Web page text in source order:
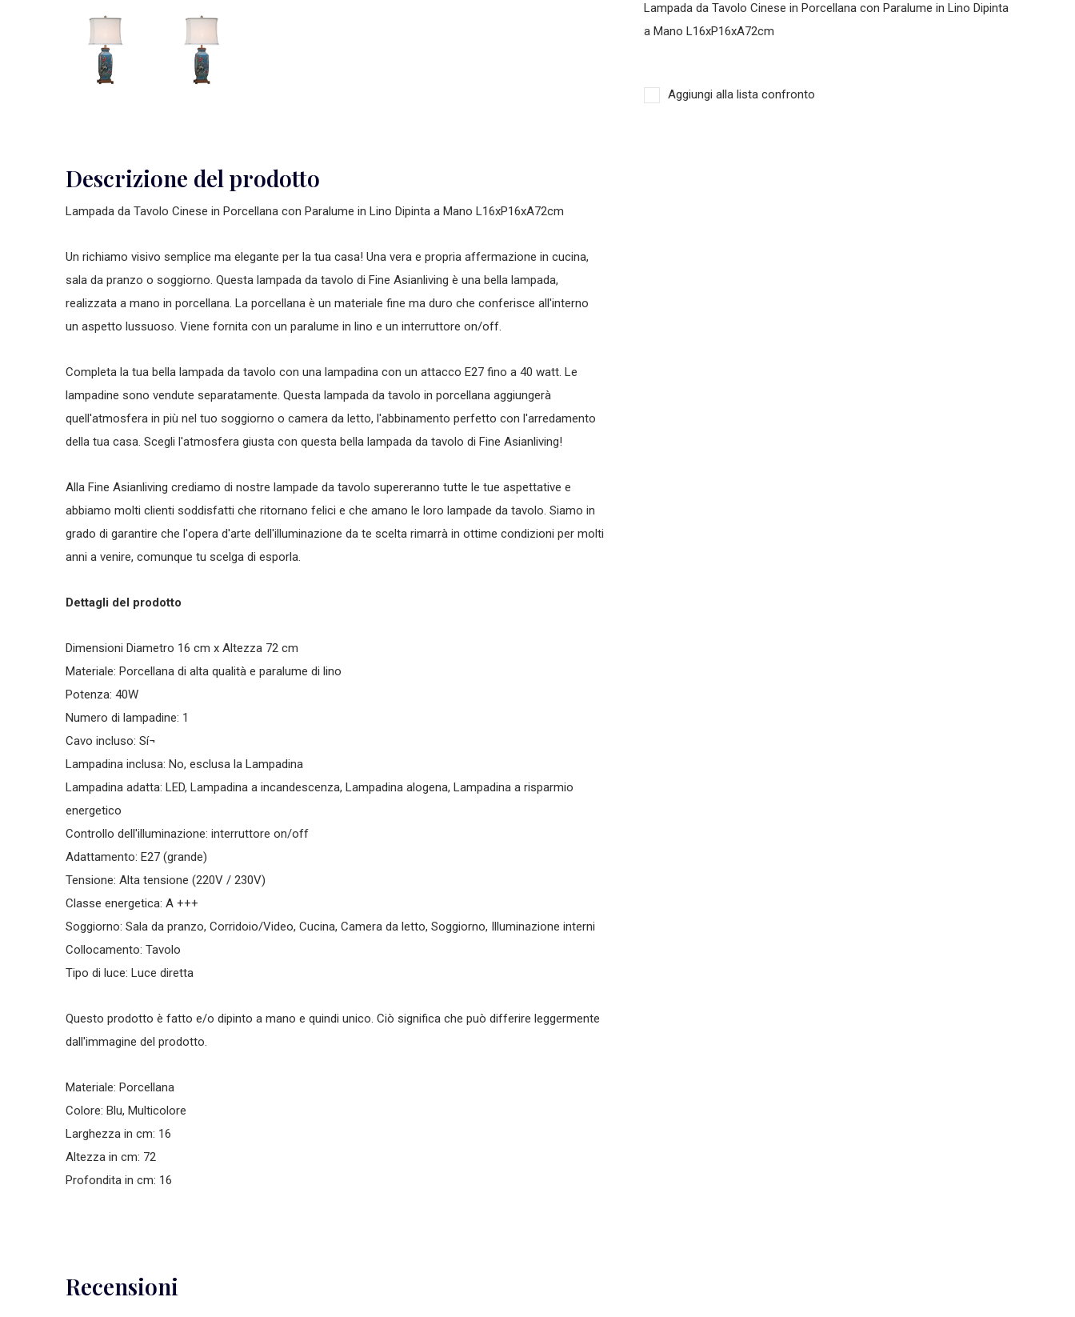
Lampada da Tavolo Cinese in Porcellana con Paralume in Lino Dipinta
a Mano L16xP16xA72cm
Aggiungi alla lista confronto
Descrizione del prodotto
Lampada da Tavolo Cinese in Porcellana con Paralume in Lino Dipinta a Mano L16xP16xA72cm
Un richiamo visivo semplice ma elegante per la tua casa! Una vera e propria affermazione in cucina,
sala da pranzo o soggiorno. Questa lampada da tavolo di Fine Asianliving è una bella lampada,
realizzata a mano in porcellana. La porcellana è un materiale fine ma duro che conferisce all'interno
un aspetto lussuoso. Viene fornita con un paralume in lino e un interruttore on/off.
Completa la tua bella lampada da tavolo con una lampadina con un attacco E27 fino a 40 watt. Le
lampadine sono vendute separatamente. Questa lampada da tavolo in porcellana aggiungerà
quell'atmosfera in più nel tuo soggiorno o camera da letto, l'abbinamento perfetto con l'arredamento
della tua casa. Scegli l'atmosfera giusta con questa bella lampada da tavolo di Fine Asianliving!
Alla Fine Asianliving crediamo di nostre lampade da tavolo supereranno tutte le tue aspettative e
abbiamo molti clienti soddisfatti che ritornano felici e che amano le loro lampade da tavolo. Siamo in
grado di garantire che l'opera d'arte dell'illuminazione da te scelta rimarrà in ottime condizioni per molti
anni a venire, comunque tu scelga di esporla.
Dettagli del prodotto
Dimensioni Diametro 16 cm x Altezza 72 cm
Materiale: Porcellana di alta qualità e paralume di lino
Potenza: 40W
Numero di lampadine: 1
Cavo incluso: Sí¬
Lampadina inclusa: No, esclusa la Lampadina
Lampadina adatta: LED, Lampadina a incandescenza, Lampadina alogena, Lampadina a risparmio
energetico
Controllo dell'illuminazione: interruttore on/off
Adattamento: E27 (grande)
Tensione: Alta tensione (220V / 230V)
Classe energetica: A +++
Soggiorno: Sala da pranzo, Corridoio/Video, Cucina, Camera da letto, Soggiorno, Illuminazione interni
Collocamento: Tavolo
Tipo di luce: Luce diretta
Questo prodotto è fatto e/o dipinto a mano e quindi unico. Ciò significa che può differire leggermente
dall'immagine del prodotto.
Materiale: Porcellana
Colore: Blu, Multicolore
Larghezza in cm: 16
Altezza in cm: 72
Profondita in cm: 16
Recensioni